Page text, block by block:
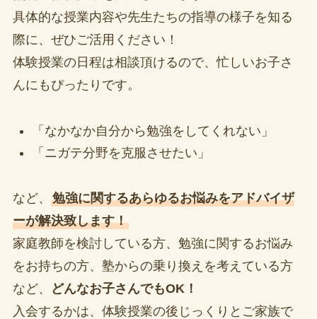
具体的な授業内容や先生たちの指導の様子を知る
際に、ぜひご活用ください！
体験授業の日程は相談頂けるので、忙しいお子さ
んにもぴったりです。
「なかなか自分から勉強をしてくれない」
「ニガテ分野を克服させたい」
など、 勉強に関するあらゆるお悩みをアドバイザ
ーが解決致します！
家庭教師を検討している方、勉強に関するお悩み
をお持ちの方、塾からの乗り換えを考えている方
など、
どんなお子さんでもOK！
入会するかは、体験授業の後じっくりとご家族で